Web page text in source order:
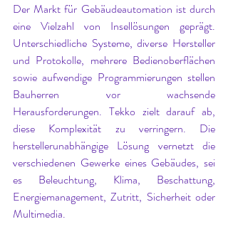
Der Markt für Gebäudeautomation ist durch
eine Vielzahl von Insellösungen geprägt.
Unterschiedliche Systeme, diverse Hersteller
und Protokolle, mehrere Bedienoberflächen
sowie aufwendige Programmierungen stellen
Bauherren vor wachsende
Herausforderungen. Tekko zielt darauf ab,
diese Komplexität zu verringern. Die
herstellerunabhängige Lösung vernetzt die
verschiedenen Gewerke eines Gebäudes, sei
es Beleuchtung, Klima, Beschattung,
Energiemanagement, Zutritt, Sicherheit oder
Multimedia.